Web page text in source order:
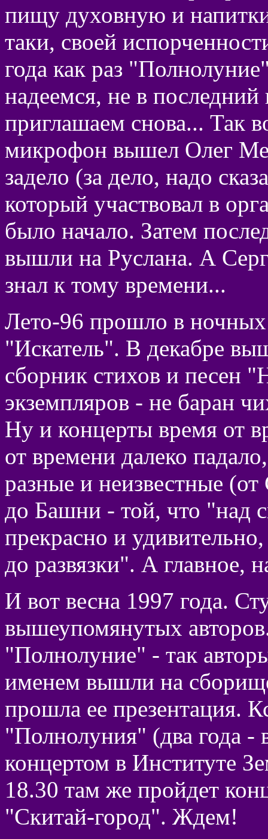
пищу духовную и
таки, своей
года как раз
надеемся, не в
приглашаем снова... Так
микрофон вышел Олег
задело (за дело, надо
который участвовал в
было начало. Затем
вышли на Руслана. А
знал к тому времени...
Лето-96 прошло в ночных
"Искатель". В декабре
сборник стихов и песен
экземпляров - не баран
Ну и концерты время от
от времени далеко
разные и неизвестные
до Башни - той, что "над
прекрасно и
до развязки". А главное,
И вот весна 1997 года.
вышеупомянутых
"Полнолуние" - так
именем вышли на
прошла ее презентация.
"Полнолуния" (два года -
концертом в Институте
18.30 там же пройдет
"Скитай-город". Ждем!